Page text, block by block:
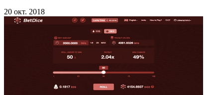
20 окт. 2018